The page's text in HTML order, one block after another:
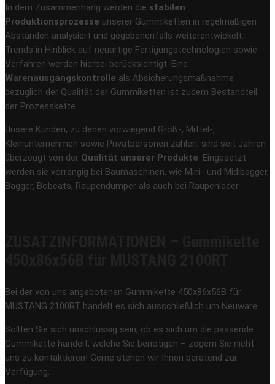
In dem Zusammenhang werden die stabilen
Produktionsprozesse unserer Gummiketten in regelmäßigen
Abständen analysiert und gegebenenfalls weiterentwickelt.
Trends in Hinblick auf neuartige Fertigungstechnologien sowie
Verfahren werden hierbei berücksichtigt. Eine
Warenausgangskontrolle als Absicherungsmaßnahme
bezüglich der Qualität der Gummiketten ist zudem Bestandteil
der Prozesskette.
Unsere Kunden, zu denen vorwiegend Groß-, Mittel-,
Kleinunternehmen sowie Privatpersonen zählen, sind seit Jahren
überzeugt von der Qualität unserer Produkte. Eingesetzt
werden sie vorrangig bei Baumaschinen, wie Mini- und Midibagger,
Bagger, Bobcats, Raupendumper als auch bei Raupenlader.
Bei der von uns angebotenen Gummikette 450x86x56B für
MUSTANG 2100RT handelt es sich ausschließlich um Neuware.
Sollten Sie sich unschlüssig sein, ob es sich um die passende
Gummikette handelt, welche Sie benötigen – zögern Sie nicht
uns zu kontaktieren! Gerne stehen wir Ihnen beratend zur
Verfügung.